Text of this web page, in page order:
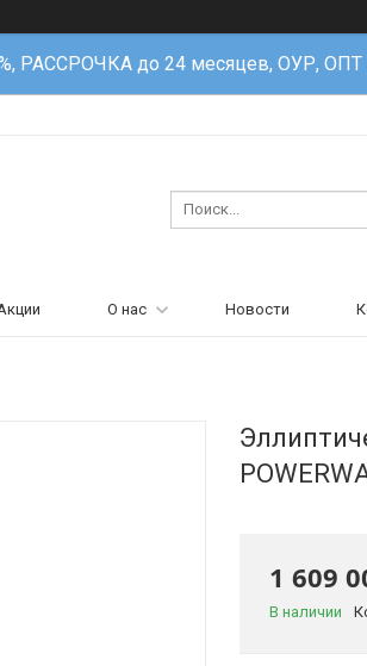
РАССРОЧКА до 24 месяцев, ОУР,
О нас Новости
1 609
В наличии